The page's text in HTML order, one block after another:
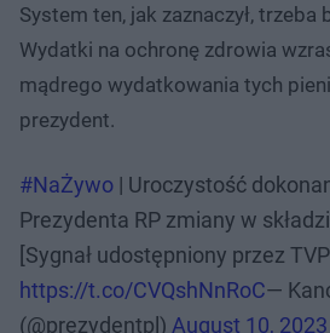
System ten, jak zaznaczył, trzeba
Wydatki na ochronę zdrowia
mądrego wydatkowania tych
prezydent.
#NaŻywo | Uroczystość
Prezydenta RP zmiany w
[Sygnał udostępniony przez
https://t.co/CVQshNnRoC—
(@prezydentpl) August 10, 2023